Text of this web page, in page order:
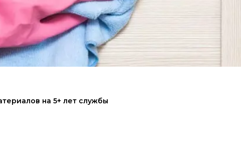
на 5+ лет службы